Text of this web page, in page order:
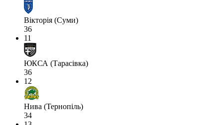
Вікторія (Суми)
36
11
ЮКСА (Тарасівка)
36
12
Нива (Тернопіль)
34